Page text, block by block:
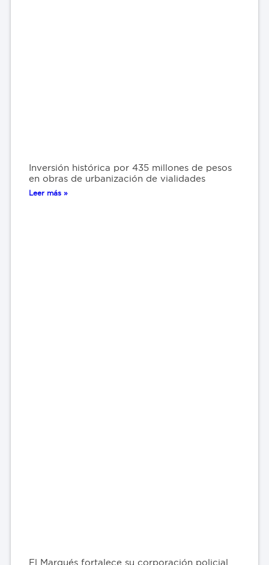
Inversión histórica por 435 millones de pesos
en obras de urbanización de vialidades
Leer más »
El Marqués fortalece su corporación policial